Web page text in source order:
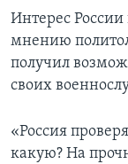
Интерес
мнению
получил
своих
«Россия
какую? На